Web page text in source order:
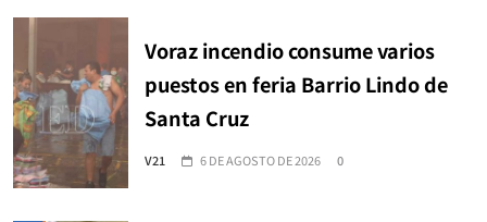
Voraz incendio consume varios
puestos en feria Barrio Lindo de
Santa Cruz
V21 6 DE AGOSTO DE 2026 0